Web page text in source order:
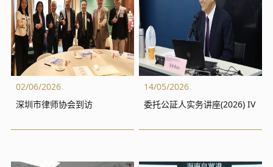
02/06/2026
深圳市律师协会到访
14/05/2026
委托公証人实务讲座(2026) IV